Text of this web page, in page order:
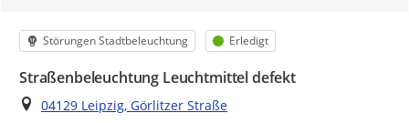
Kategorie
Störungen Stadtbeleuchtung Status
Erledigt
Straßenbeleuchtung Leuchtmittel defekt
Ort
04129 Leipzig, Görlitzer Straße